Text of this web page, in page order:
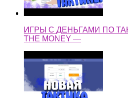
ИГРЫ С ДЕНЬГАМИ ПО
THE MONEY —